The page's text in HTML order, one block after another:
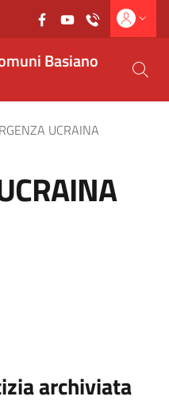
Basiano
UCRAINA
archiviata